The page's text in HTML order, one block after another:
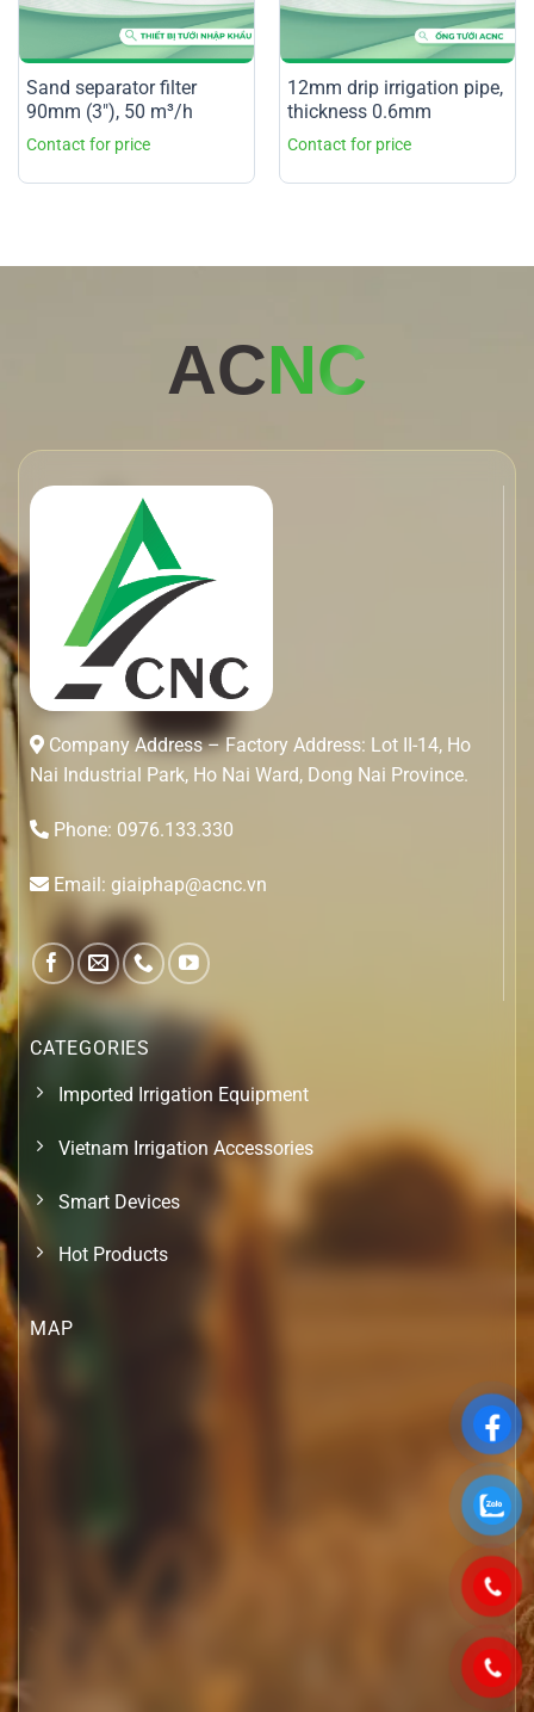
Sand separator filter
90mm (3″), 50 m³/h
12mm drip irrigation pipe,
thickness 0.6mm
ACNC
Company Address – Factory Address: Lot II-14, Ho
Nai Industrial Park, Ho Nai Ward, Dong Nai Province.
Phone: 0976.133.330
Email: giaiphap@acnc.vn
CATEGORIES
Imported Irrigation Equipment
Vietnam Irrigation Accessories
Smart Devices
Hot Products
MAP